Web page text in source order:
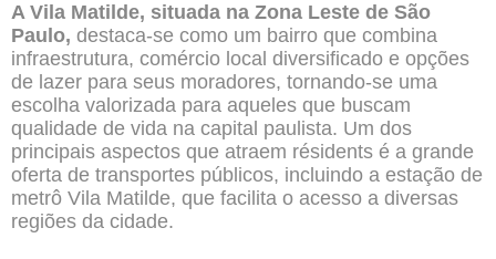
A Vila Matilde, situada na Zona Leste de São
Paulo, destaca-se como um bairro que combina
infraestrutura, comércio local diversificado e opções
de lazer para seus moradores, tornando-se uma
escolha valorizada para aqueles que buscam
qualidade de vida na capital paulista. Um dos
principais aspectos que atraem résidents é a grande
oferta de transportes públicos, incluindo a estação de
metrô Vila Matilde, que facilita o acesso a diversas
regiões da cidade.